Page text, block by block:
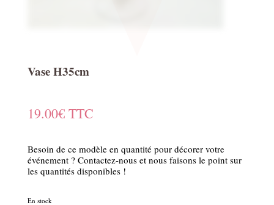
Vase H35cm
19.00€ TTC
Besoin de ce modèle en quantité pour décorer votre
événement ? Contactez-nous et nous faisons le point sur
les quantités disponibles !
En stock